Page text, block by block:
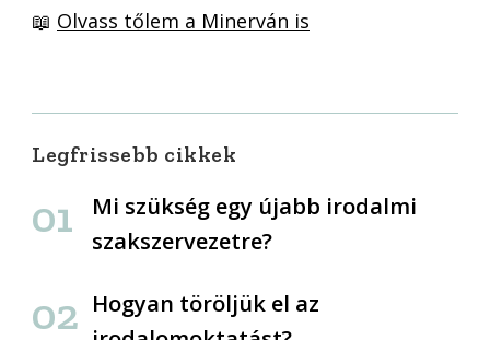
📖 Olvass tőlem a Minerván is
Legfrissebb cikkek
Mi szükség egy újabb irodalmi
szakszervezetre?
Hogyan töröljük el az